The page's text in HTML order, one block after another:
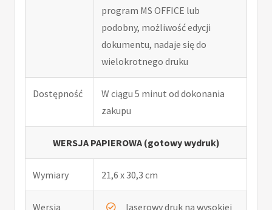
program MS OFFICE lub
podobny, możliwość edycji
dokumentu, nadaje się do
wielokrotnego druku
Dostępność
W ciągu 5 minut od dokonania
zakupu
WERSJA PAPIEROWA (gotowy wydruk)
Wymiary 21,6 x 30,3 cm
Wersja laserowy druk na wysokiej